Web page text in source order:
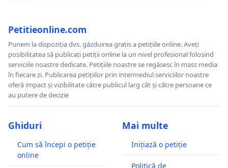
Petitieonline.com
Punem la dispoziția dvs. găzduirea gratis a petițiile online. Aveți
posibilitatea să publicați petiții online la un nivel profesional folosind
serviciile noastre dedicate. Petițiile noastre se regăsesc în mass media
în fiecare zi. Publicarea petițiilor prin intermediul serviciilor noastre
oferă impact și vizibilitate către publicul larg cât și către persoane ce
au putere de decizie
Ghiduri
Cum să începi o petiție
online
Mai multe
Inițiază o petiție
Politică de